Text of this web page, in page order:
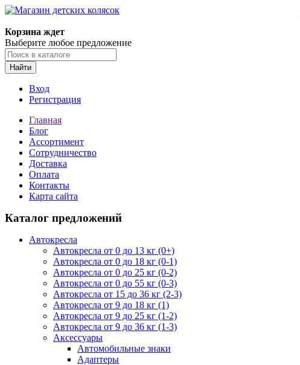
Корзина ждет
Выберите любое предложение
Найти
Вход
Регистрация
Главная
Блог
Ассортимент
Сотрудничество
Доставка
Оплата
Контакты
Карта сайта
Каталог предложений
Автокресла
Автокресла от 0 до 13 кг (0+)
Автокресла от 0 до 18 кг (0-1)
Автокресла от 0 до 25 кг (0-2)
Автокресла от 0 до 55 кг (0-3)
Автокресла от 15 до 36 кг (2-3)
Автокресла от 9 до 18 кг (1)
Автокресла от 9 до 25 кг (1-2)
Автокресла от 9 до 36 кг (1-3)
Аксессуары
Автомобильные знаки
Адаптеры